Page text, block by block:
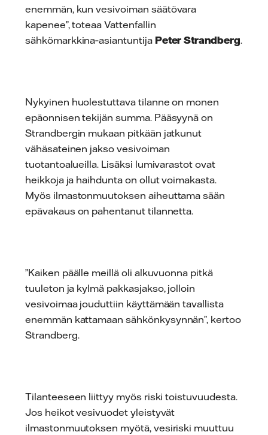
enemmän, kun vesivoiman säätövara
kapenee”, toteaa Vattenfallin
sähkömarkkina‑asiantuntija Peter Strandberg.
Nykyinen huolestuttava tilanne on monen
epäonnisen tekijän summa. Pääsyynä on
Strandbergin mukaan pitkään jatkunut
vähäsateinen jakso vesivoiman
tuotantoalueilla. Lisäksi lumivarastot ovat
heikkoja ja haihdunta on ollut voimakasta.
Myös ilmastonmuutoksen aiheuttama sään
epävakaus on pahentanut tilannetta.
”Kaiken päälle meillä oli alkuvuonna pitkä
tuuleton ja kylmä pakkasjakso, jolloin
vesivoimaa jouduttiin käyttämään tavallista
enemmän kattamaan sähkönkysynnän”, kertoo
Strandberg.
Tilanteeseen liittyy myös riski toistuvuudesta.
Jos heikot vesivuodet yleistyvät
ilmastonmuutoksen myötä, vesiriski muuttuu